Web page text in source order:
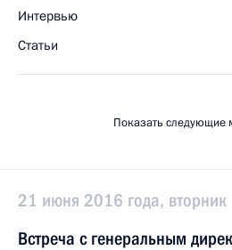
Интервью
Статьи
Показать следующие
21 июня 2016 года, вторник
Встреча с генеральным